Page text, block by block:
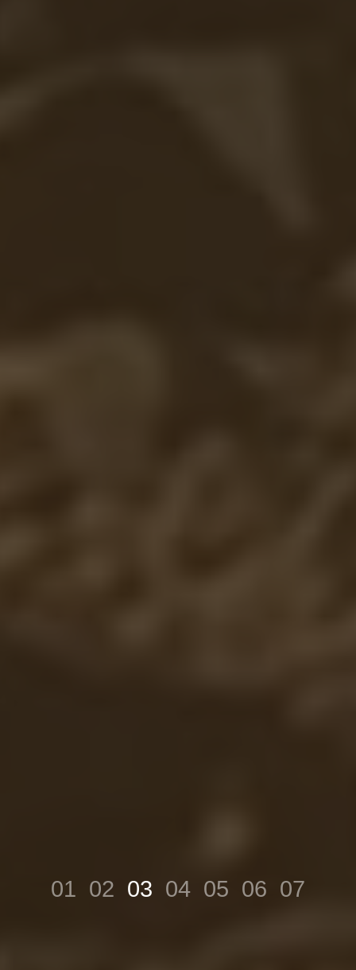
01 02 03 04 05 06 07